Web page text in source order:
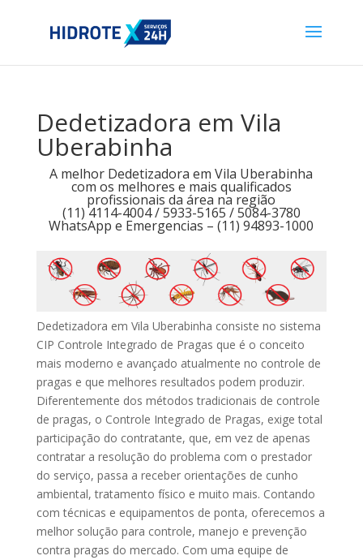
Dedetizadora em Vila
Uberabinha
A melhor Dedetizadora em Vila Uberabinha
com os melhores e mais qualificados
profissionais da área na região
(11) 4114-4004 / 5933-5165 / 5084-3780
WhatsApp e Emergencias – (11) 94893-1000
Dedetizadora em Vila Uberabinha consiste no sistema
CIP Controle Integrado de Pragas que é o conceito
mais moderno e avançado atualmente no controle de
pragas e que melhores resultados podem produzir.
Diferentemente dos métodos tradicionais de controle
de pragas, o Controle Integrado de Pragas, exige total
participação do contratante, que, em vez de apenas
contratar a resolução do problema com o prestador
do serviço, passa a receber orientações de cunho
ambiental, tratamento físico e muito mais. Contando
com técnicas e equipamentos de ponta, oferecemos a
melhor solução para controle, manejo e prevenção
contra pragas do mercado. Com uma equipe de